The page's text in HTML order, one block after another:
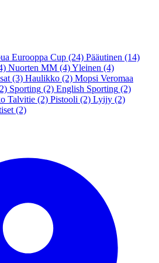
Eurooppa Cup (24) Pääutinen (14)
Nuorten MM (4)Yleinen (4)
(3) Haulikko (2) Mopsi Veromaa
Sporting (2) English Sporting (2)
Talvitie (2) Pistooli (2) Lyijy (2)
(2)